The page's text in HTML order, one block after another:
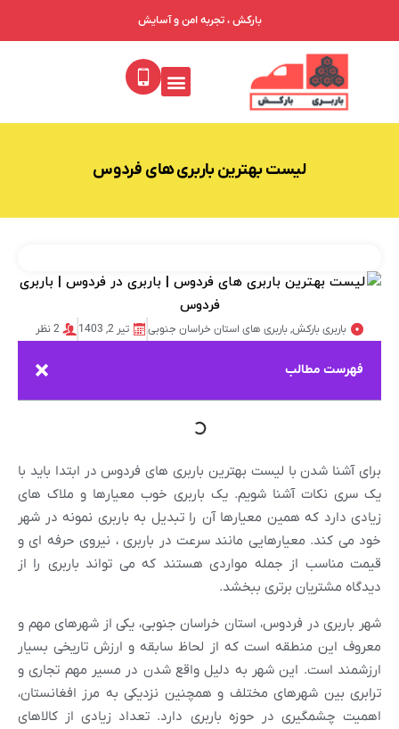
بارکش ، تجربه امن و آسایش
لیست بهترین باربری های فردوس
باربری بارکش,باربری های استان خراسان جنوبی تیر 2, 1403 2 نظر
فهرست مطالب
برای آشنا شدن با لیست بهترین باربری های فردوس در ابتدا باید با
یک سری نکات آشنا شویم. یک باربری خوب معیارها و ملاک های
زیادی دارد که همین معیارها آن را تبدیل به باربری نمونه در شهر
خود می کند. معیارهایی مانند سرعت در باربری ، نیروی حرفه ای و
قیمت مناسب از جمله مواردی هستند که می تواند باربری را از
دیدگاه مشتریان برتری ببخشد.
شهر باربری در فردوس، استان خراسان جنوبی، یکی از شهرهای مهم و
معروف این منطقه است که از لحاظ سابقه و ارزش تاریخی بسیار
ارزشمند است. این شهر به دلیل واقع شدن در مسیر مهم تجاری و
ترابری بین شهرهای مختلف و همچنین نزدیکی به مرز افغانستان،
اهمیت چشمگیری در حوزه باربری دارد. تعداد زیادی از کالاهای